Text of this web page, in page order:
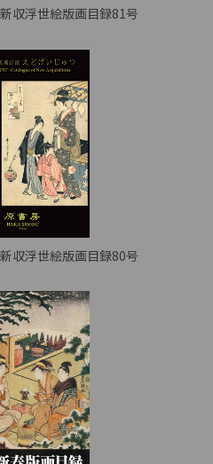
収浮世絵版画目録81号
収浮世絵版画目録80号